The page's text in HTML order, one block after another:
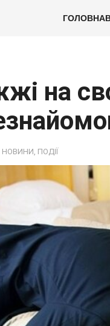
ГОЛОВНА
на
НОВИНИ ПОДІЇ